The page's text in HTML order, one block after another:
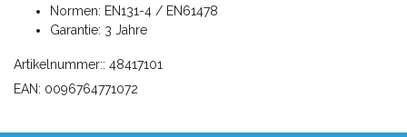
Normen: EN131-4 / EN61478
Garantie: 3 Jahre
Artikelnummer:: 48417101
EAN: 0096764771072